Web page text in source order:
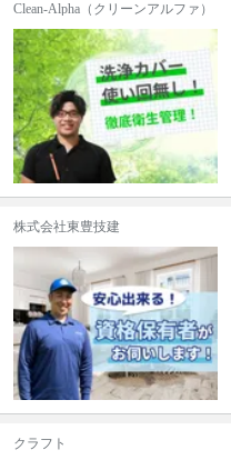
Clean-Alpha（クリーンアルファ）
株式会社東豊技建
クラフト